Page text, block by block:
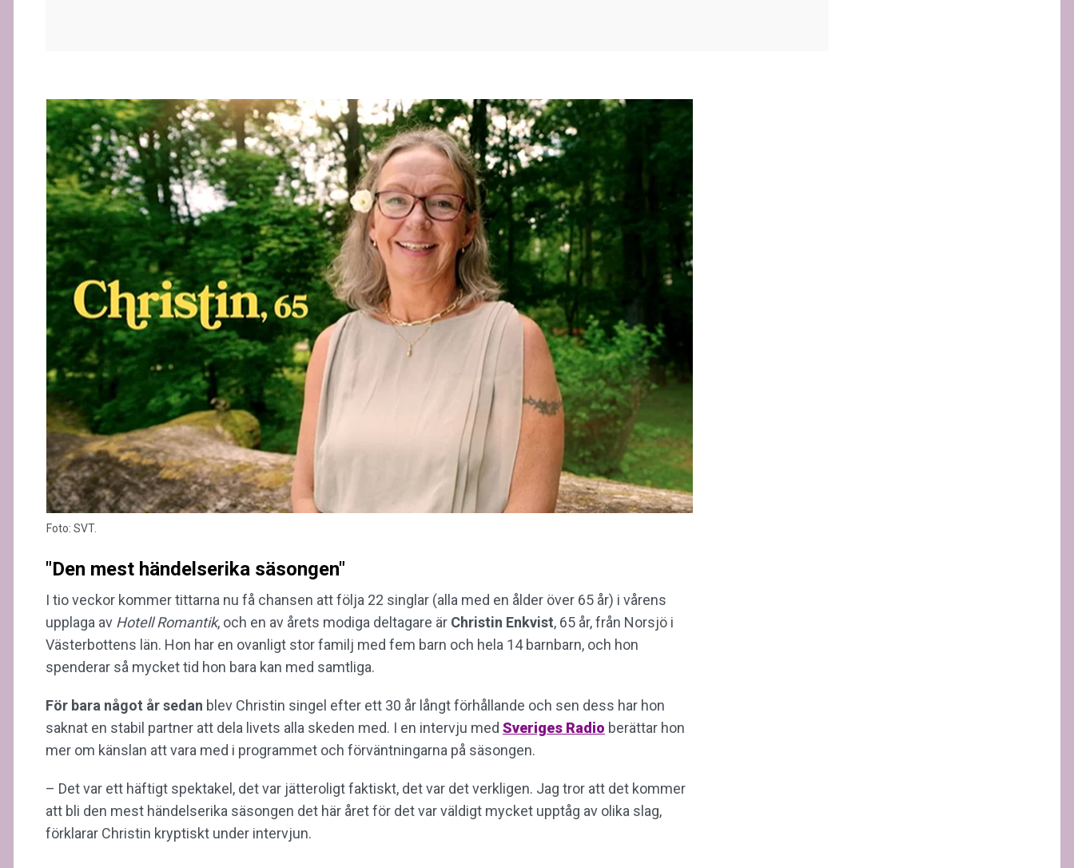
Foto: SVT.
"Den mest händelserika säsongen"
I tio veckor kommer tittarna nu få chansen att följa 22 singlar (alla med en ålder över 65 år) i vårens
upplaga av Hotell Romantik, och en av årets modiga deltagare är Christin Enkvist, 65 år, från Norsjö i
Västerbottens län. Hon har en ovanligt stor familj med fem barn och hela 14 barnbarn, och hon
spenderar så mycket tid hon bara kan med samtliga.
För bara något år sedan blev Christin singel efter ett 30 år långt förhållande och sen dess har hon
saknat en stabil partner att dela livets alla skeden med. I en intervju med Sveriges Radio berättar hon
mer om känslan att vara med i programmet och förväntningarna på säsongen.
– Det var ett häftigt spektakel, det var jätteroligt faktiskt, det var det verkligen. Jag tror att det kommer
att bli den mest händelserika säsongen det här året för det var väldigt mycket upptåg av olika slag,
förklarar Christin kryptiskt under intervjun.